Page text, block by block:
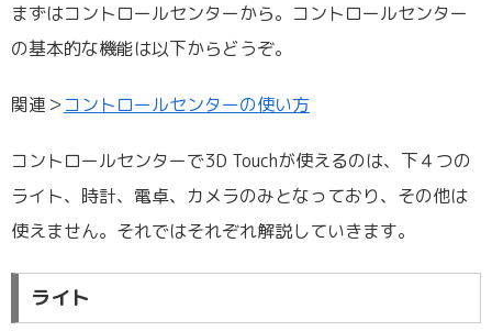
まずはコントロールセンターから。コントロールセンター
の基本的な機能は以下からどうぞ。
関連＞コントロールセンターの使い方
コントロールセンターで3D Touchが使えるのは、下４つの
ライト、時計、電卓、カメラのみとなっており、その他は
使えません。それではそれぞれ解説していきます。
ライト